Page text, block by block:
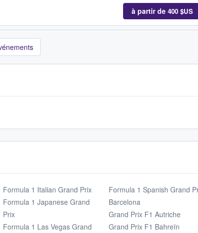
à partir de 400 $US
Formula 1 Italian Grand Prix
Formula 1 Japanese Grand
Prix
Formula 1 Las Vegas Grand
Formula 1 Spanish Grand
Barcelona
Grand Prix F1 Autriche
Grand Prix F1 Bahreïn